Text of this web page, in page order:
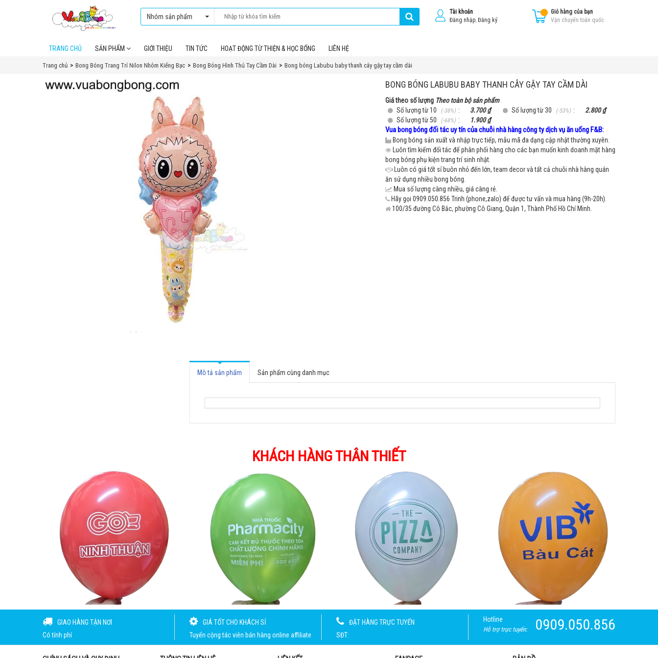
Nhóm sản phẩm
Tài khoản
Đăng nhập, Đăng ký
Giỏ hàng của bạn
Vận chuyển toàn quốc
TRANG CHỦ SẢN PHẨM GIỚI THIỆU TIN TỨC HOẠT ĐỘNG TỪ THIỆN & HỌC BỔNG LIÊN HỆ
Trang chủ Bong Bóng Trang Trí Nilon Nhôm Kiếng Bạc Bong Bóng Hình Thú Tay Cầm Dài Bong bóng Labubu baby thanh cây gậy tay cầm dài
BONG BÓNG LABUBU BABY THANH CÂY GẬY TAY CẦM DÀI
Giá theo số lượng Theo toàn bộ sản phẩm
Số lượng từ 10
(-38%) : 3.700 ₫ Số lượng từ 30 (-53%) :
2.800 ₫
Số lượng từ 50
(-68%) : 1.900 ₫
Vua bong bóng đối tác uy tín của chuỗi nhà hàng công ty dịch vụ ăn uống F&B:
Bong bóng sản xuất và nhập trực tiếp, mẫu mã đa dạng cập nhật thường xuyên.
Luôn tìm kiếm đối tác để phân phối hàng cho các bạn muốn kinh doanh mặt hàng
bong bóng phụ kiện trang trí sinh nhật.
Luôn có giá tốt sỉ buôn nhỏ đến lớn, team decor và tất cả chuỗi nhà hàng quán
ăn sử dụng nhiều bong bóng.
Mua số lượng càng nhiều, giá càng rẻ.
Hãy gọi 0909.050.856 Trinh (phone,zalo) để được tư vấn và mua hàng (9h-20h).
100/35 đường Cô Bắc, phường Cô Giang, Quận 1, Thành Phố Hồ Chí Minh.
Mô tả sản phẩm Sản phẩm cùng danh mục
KHÁCH HÀNG THÂN THIẾT
GIAO HÀNG TẬN NƠI
Có tính phí
GIÁ TỐT CHO KHÁCH SỈ
Tuyển cộng tác viên bán hàng online affiliate
ĐẶT HÀNG TRỰC TUYẾN
SĐT:
Hotline
Hỗ trợ trực tuyến: 0909.050.856